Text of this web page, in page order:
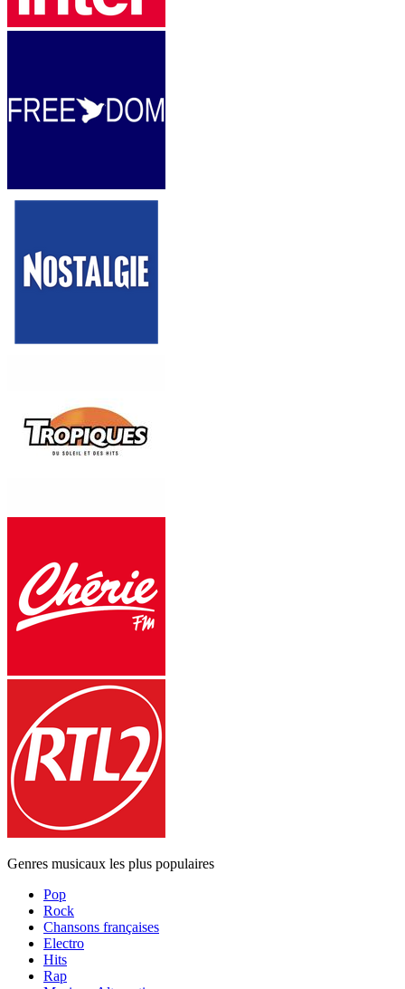
Genres musicaux les plus populaires
Pop
Rock
Chansons françaises
Electro
Hits
Rap